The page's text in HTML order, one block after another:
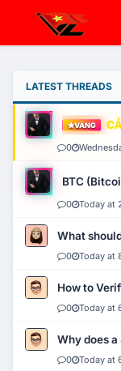
LATEST THREADS
VÀNG
0
BTC
0 Today at
What
0 Today at
How to
0 Today at
Why does
0 Today at